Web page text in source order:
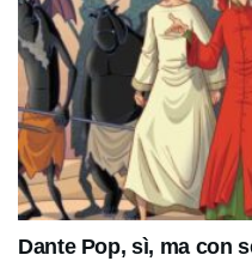
Dante Pop, sì, ma con